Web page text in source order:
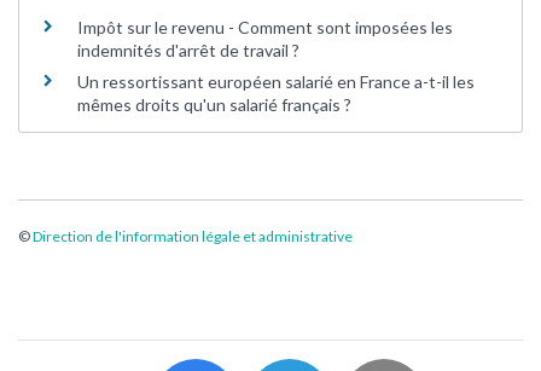
Impôt sur le revenu - Comment sont imposées les
indemnités d'arrêt de travail ?
Un ressortissant européen salarié en France a-t-il les
mêmes droits qu'un salarié français ?
©Direction de l'information légale et administrative